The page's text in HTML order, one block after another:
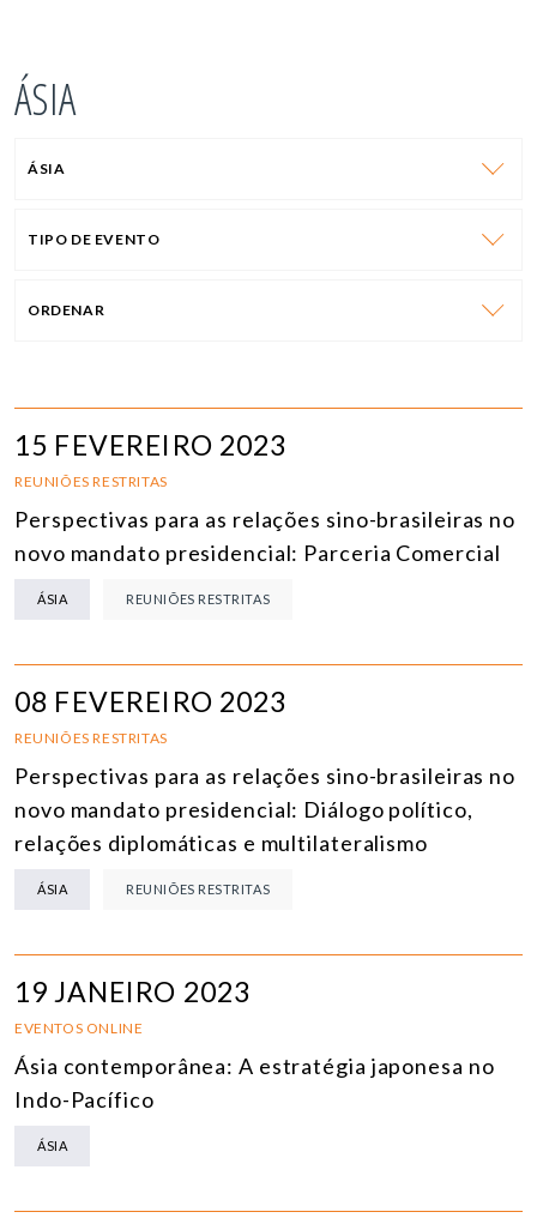
ÁSIA
ÁSIA
TIPO DE EVENTO
ORDENAR
15 FEVEREIRO 2023
REUNIÕES RESTRITAS
Perspectivas para as relações sino-brasileiras no
novo mandato presidencial: Parceria Comercial
ÁSIA REUNIÕES RESTRITAS
08 FEVEREIRO 2023
REUNIÕES RESTRITAS
Perspectivas para as relações sino-brasileiras no
novo mandato presidencial: Diálogo político,
relações diplomáticas e multilateralismo
ÁSIA REUNIÕES RESTRITAS
19 JANEIRO 2023
EVENTOS ONLINE
Ásia contemporânea: A estratégia japonesa no
Indo-Pacífico
ÁSIA